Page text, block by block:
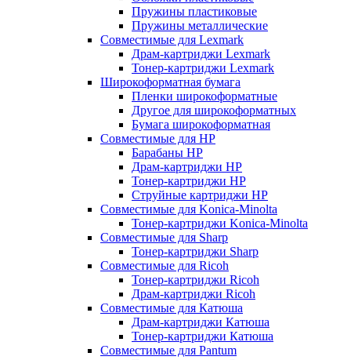
Пружины пластиковые
Пружины металлические
Совместимые для Lexmark
Драм-картриджи Lexmark
Тонер-картриджи Lexmark
Широкоформатная бумага
Пленки широкоформатные
Другое для широкоформатных
Бумага широкоформатная
Совместимые для HP
Барабаны HP
Драм-картриджи HP
Тонер-картриджи HP
Струйные картриджи HP
Совместимые для Konica-Minolta
Тонер-картриджи Konica-Minolta
Совместимые для Sharp
Тонер-картриджи Sharp
Совместимые для Ricoh
Тонер-картриджи Ricoh
Драм-картриджи Ricoh
Совместимые для Катюша
Драм-картриджи Катюша
Тонер-картриджи Катюша
Совместимые для Pantum